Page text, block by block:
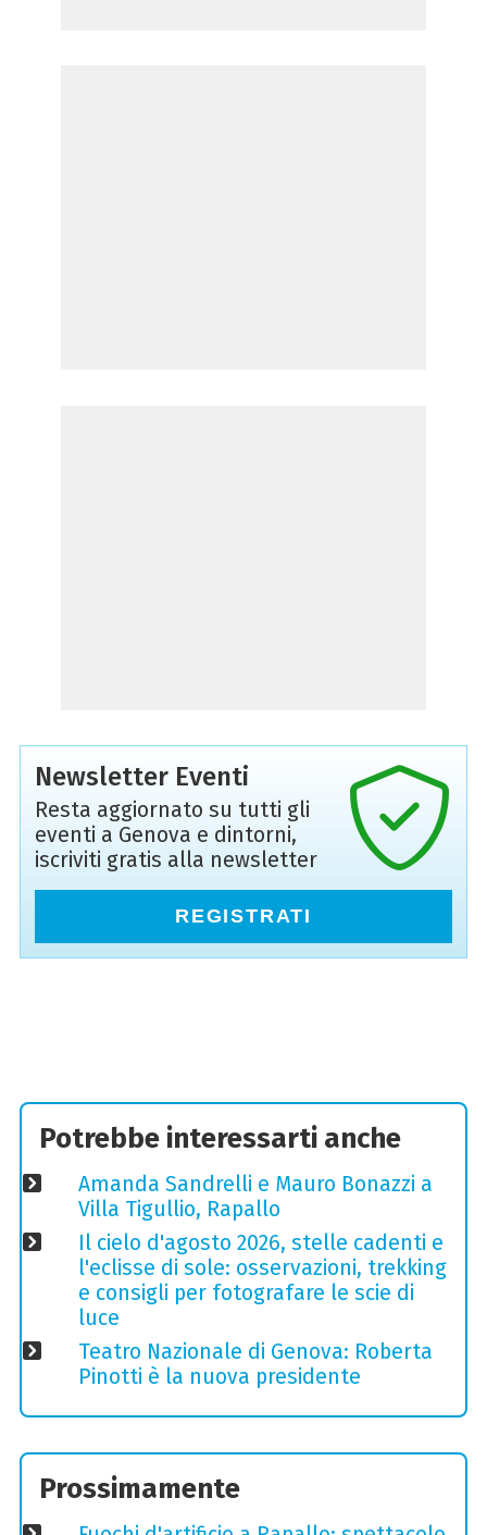
Newsletter Eventi
Resta aggiornato su tutti gli
eventi a Genova e dintorni,
iscriviti gratis alla newsletter
REGISTRATI
Potrebbe interessarti anche
Amanda Sandrelli e Mauro Bonazzi a
Villa Tigullio, Rapallo
Il cielo d'agosto 2026, stelle cadenti e
l'eclisse di sole: osservazioni, trekking
e consigli per fotografare le scie di
luce
Teatro Nazionale di Genova: Roberta
Pinotti è la nuova presidente
Prossimamente